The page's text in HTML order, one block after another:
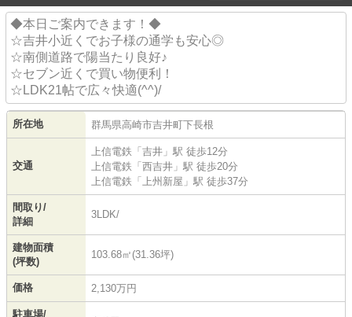
◆本日ご案内できます！◆
☆吉井小近くでお子様の通学も安心◎
☆南側道路で陽当たり良好♪
☆セブン近くで買い物便利！
☆LDK21帖で広々快適(^^)/
所在地 群馬県高崎市吉井町下長根
交通
上信電鉄 「 吉井 」駅 徒歩12分
上信電鉄 「 西吉井 」駅 徒歩20分
上信電鉄 「 上州新屋 」駅 徒歩37分
間取り/
詳細
3LDK/
建物面積
(坪数)
103.68㎡(31.36坪)
価格 2,130万円
駐車場/